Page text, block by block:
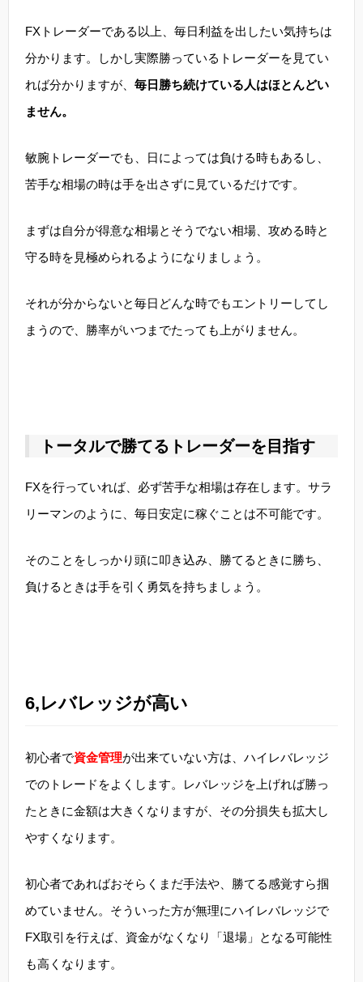
FXトレーダーである以上、毎日利益を出したい気持ちは
分かります。しかし実際勝っているトレーダーを見てい
れば分かりますが、 毎日勝ち続けている人はほとんどい
ません。
敏腕トレーダーでも、日によっては負ける時もあるし、
苦手な相場の時は手を出さずに見ているだけです。
まずは自分が得意な相場とそうでない相場、攻める時と
守る時を見極められるようになりましょう。
それが分からないと毎日どんな時でもエントリーしてし
まうので、勝率がいつまでたっても上がりません。
トータルで勝てるトレーダーを目指す
FXを行っていれば、必ず苦手な相場は存在します。サラ
リーマンのように、毎日安定に稼ぐことは不可能です。
そのことをしっかり頭に叩き込み、勝てるときに勝ち、
負けるときは手を引く勇気を持ちましょう。
6,レバレッジが高い
初心者で資金管理が出来ていない方は、ハイレバレッジ
でのトレードをよくします。レバレッジを上げれば勝っ
たときに金額は大きくなりますが、その分損失も拡大し
やすくなります。
初心者であればおそらくまだ手法や、勝てる感覚すら掴
めていません。そういった方が無理にハイレバレッジで
FX取引を行えば、資金がなくなり「退場」となる可能性
も高くなります。